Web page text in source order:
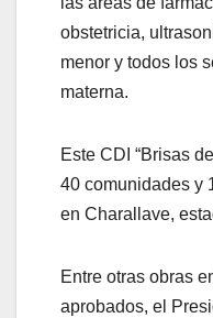
obstetricia,
menor y todos los
materna.
Este CDI “Brisas
40 comunidades y
en Charallave,
Entre otras obras
aprobados, el